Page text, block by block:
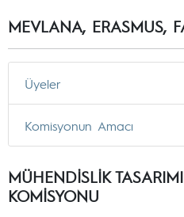
MEVLANA, ERASMUS,
Üyeler
Komisyonun Amacı
MÜHENDİSLİK
KOMİSYONU